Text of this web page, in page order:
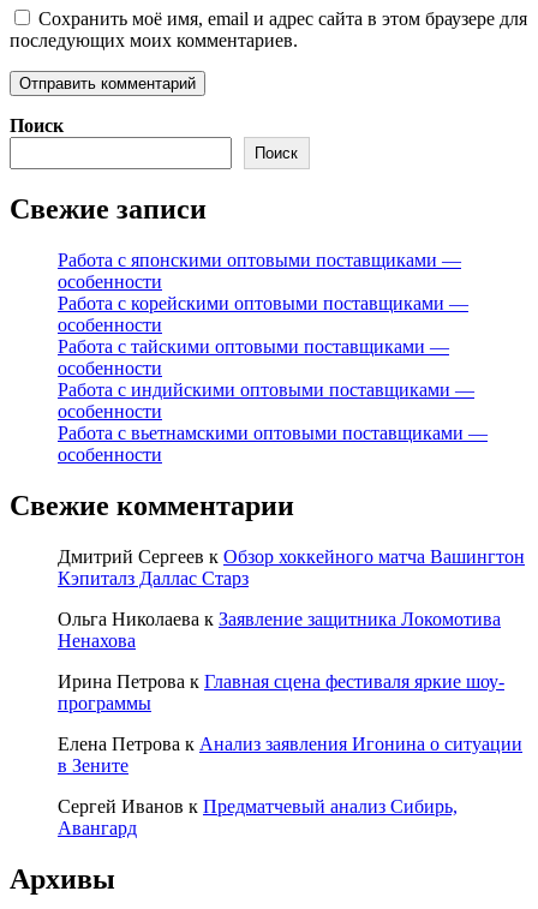
Сохранить моё имя, email и адрес сайта в этом браузере для
последующих моих комментариев.
Поиск
Поиск
Свежие записи
Работа с японскими оптовыми поставщиками —
особенности
Работа с корейскими оптовыми поставщиками —
особенности
Работа с тайскими оптовыми поставщиками —
особенности
Работа с индийскими оптовыми поставщиками —
особенности
Работа с вьетнамскими оптовыми поставщиками —
особенности
Свежие комментарии
Дмитрий Сергеев к Обзор хоккейного матча Вашингтон
Кэпиталз Даллас Старз
Ольга Николаева к Заявление защитника Локомотива
Ненахова
Ирина Петрова к Главная сцена фестиваля яркие шоу-
программы
Елена Петрова к Анализ заявления Игонина о ситуации
в Зените
Сергей Иванов к Предматчевый анализ Сибирь,
Авангард
Архивы